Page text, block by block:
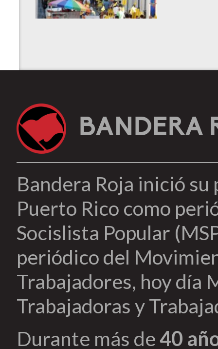
BANDERA
Bandera Roja inició
Puerto Rico como
Socislista Popular
periódico del
Trabajadores, hoy día
Trabajadoras y
Durante más de40